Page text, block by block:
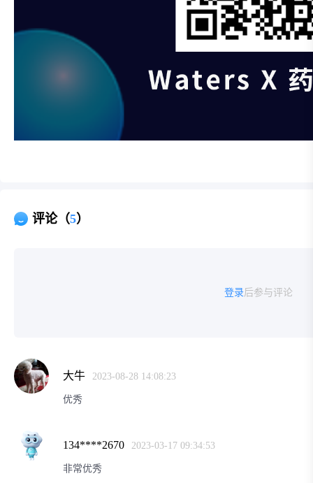
评论（5）
登录后参与评论
大牛 2023-08-28 14:08:23
优秀
134****2670 2023-03-17 09:34:53
非常优秀